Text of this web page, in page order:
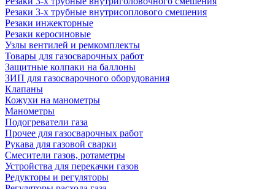
Резаки 3-х трубные внутрисоплового смешения
Резаки инжекторные
Резаки керосиновые
Узлы вентилей и ремкомплекты
Товары для газосварочных работ
Защитные колпаки на баллоны
ЗИП для газосварочного оборудования
Клапаны
Кожухи на манометры
Манометры
Подогреватели газа
Прочее для газосварочных работ
Рукава для газовой сварки
Смесители газов, ротаметры
Устройства для перекачки газов
Редукторы и регуляторы